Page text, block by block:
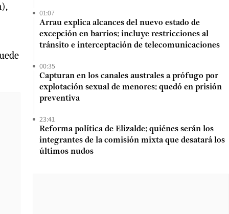
01:07
Arrau explica alcances del nuevo estado de
excepción en barrios: incluye restricciones al
tránsito e interceptación de telecomunicaciones
00:35
Capturan en los canales australes a prófugo por
explotación sexual de menores: quedó en prisión
preventiva
23:41
Reforma política de Elizalde: quiénes serán los
integrantes de la comisión mixta que desatará los
últimos nudos